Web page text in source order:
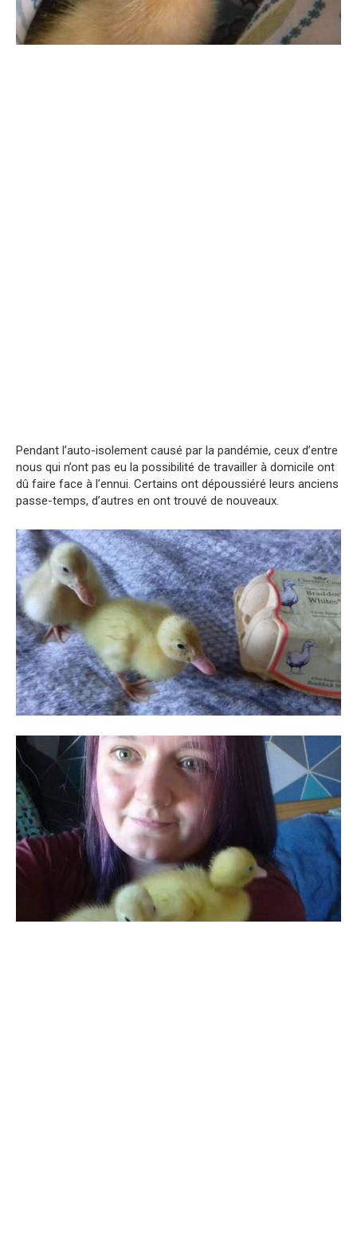
Pendant l’auto-isolement causé par la pandémie, ceux d’entre
nous qui n’ont pas eu la possibilité de travailler à domicile ont
dû faire face à l’ennui. Certains ont dépoussiéré leurs anciens
passe-temps, d’autres en ont trouvé de nouveaux.